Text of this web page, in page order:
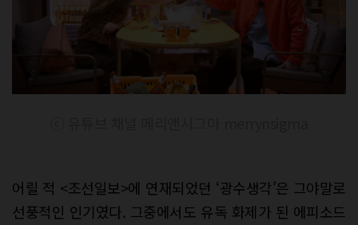
어릴 적 <조선일보>에 연재되었던 ‘광수생각’은 그야말로
선풍적인 인기였다. 그중에서도 유독 화제가 된 에피소드